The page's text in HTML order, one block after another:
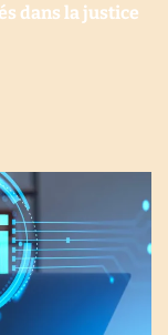
dans la justice